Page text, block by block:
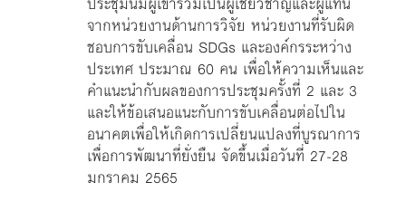
จากหน่วยงานด้านการวิจัย หน่วยงานที่รับผิด
ชอบการขับเคลื่อน SDGs และองค์กรระหว่าง
ประเทศ ประมาณ 60 คน เพื่อให้ความเห็นและ
คำแนะนำกับผลของการประชุมครั้งที่ 2 และ 3
และให้ข้อเสนอแนะกับการขับเคลื่อนต่อไปใน
อนาคตเพื่อให้เกิดการเปลี่ยนแปลงที่บูรณาการ
เพื่อการพัฒนาที่ยั่งยืน จัดขึ้นเมื่อวันที่ 27-28
มกราคม 2565